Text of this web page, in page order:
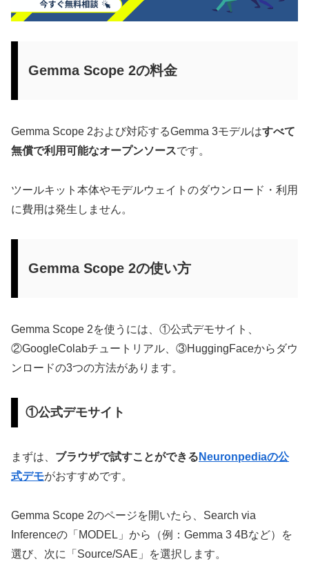
Gemma Scope 2の料金
Gemma Scope 2および対応するGemma 3モデルはすべて
無償で利用可能なオープンソースです。
ツールキット本体やモデルウェイトのダウンロード・利用
に費用は発生しません。
Gemma Scope 2の使い方
Gemma Scope 2を使うには、①公式デモサイト、
②GoogleColabチュートリアル、③HuggingFaceからダウ
ンロードの3つの方法があります。
①公式デモサイト
まずは、 ブラウザで試すことができる Neuronpediaの公
式デモがおすすめです。
Gemma Scope 2のページを開いたら、Search via
Inferenceの「MODEL」から（例：Gemma 3 4Bなど）を
選び、次に「Source/SAE」を選択します。